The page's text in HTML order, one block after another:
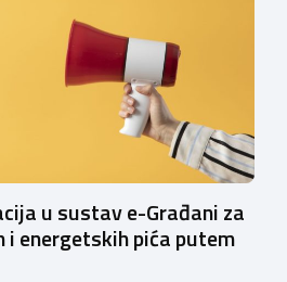
više ne mogu podnositi novi
rješenja, dok već izdana
u sustav e-Građani za
energetskih pića putem